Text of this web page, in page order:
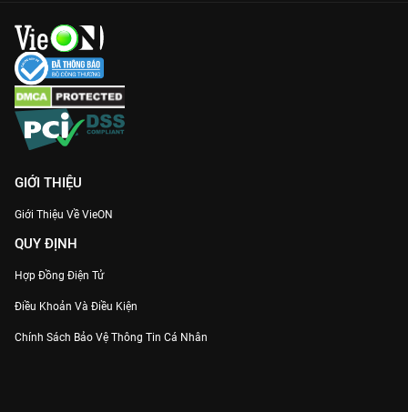
GIỚI THIỆU
Giới Thiệu Về VieON
QUY ĐỊNH
Hợp Đồng Điện Tử
Điều Khoản Và Điều Kiện
Chính Sách Bảo Vệ Thông Tin Cá Nhân